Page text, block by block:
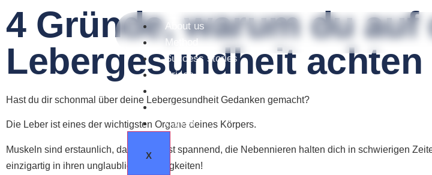
About us
Method
Success stories
Prices
Blog
Career
X
4 Gründe, warum du auf
Lebergesundheit
Hast du dir schonmal über deine Lebergesundheit Gedanken gemacht?
Die Leber ist eines der wichtigsten Organe deines Körpers.
Muskeln sind erstaunlich, das Gehirn ist spannend, die Nebennieren halten dich in schwierigen
einzigartig in ihren unglaublichen Fähigkeiten!